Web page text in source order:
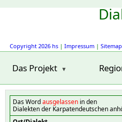
Copyright 2026 hs | Impressum | Sitemap
Das Projekt
Das Wordausgelassen in den
Dialekten der Karpatendeutschen